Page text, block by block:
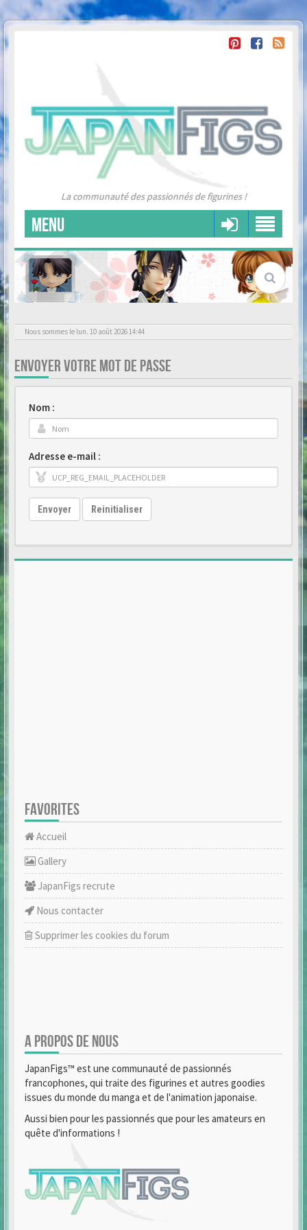
La communauté des passionnés de figurines !
MENU
Nous sommes le lun. 10 août 2026 14:44
ENVOYER VOTRE MOT DE PASSE
Nom :
Adresse e-mail :
Envoyer Reinitialiser
FAVORITES
Accueil
Gallery
JapanFigs recrute
Nous contacter
Supprimer les cookies du forum
A PROPOS DE NOUS
JapanFigs™ est une communauté de passionnés
francophones, qui traite des figurines et autres goodies
issues du monde du manga et de l'animation japonaise.
Aussi bien pour les passionnés que pour les amateurs en
quête d'informations !